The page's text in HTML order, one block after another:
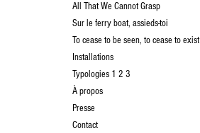
All That We Cannot Grasp
Sur le ferry boat, assieds-toi
To cease to be seen, to cease to exist
Installations
Typologies 1 2 3
À propos
Presse
Contact